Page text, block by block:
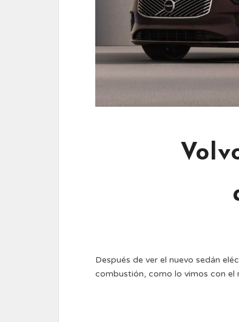
Después de ver el nuevo sedán
combustión, como lo vimos con